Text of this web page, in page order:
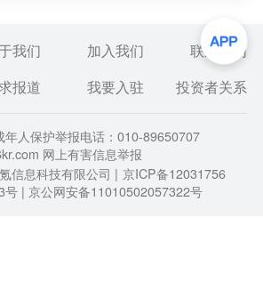
我们 加入我们
联系我们
报道 我要入驻 投资者关系
年人保护举报电话：010-89650707
网上有害信息举报
信息科技有限公司 | 京ICP备12031756
号 | 京公网安备11010502057322号